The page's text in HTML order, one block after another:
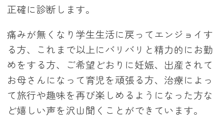
正確に診断します。
痛みが無くなり学生生活に戻ってエンジョイす
る方、これまで以上にバリバリと精力的にお勤
めをする方、ご希望どおりに妊娠、出産されて
お母さんになって育児を頑張る方、治療によっ
て旅行や趣味を再び楽しめるようになった方な
ど嬉しい声を沢山聞くことができています。